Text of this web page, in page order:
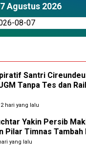
Agustus 2026
Santri
Tanpa Tes dan
2 hari yang lalu
Yakin Persib
Pilar Timnas Tambah
yang lalu